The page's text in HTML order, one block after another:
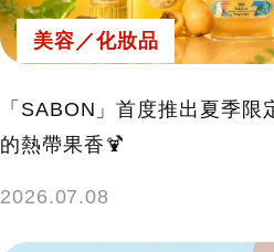
美容／化妝品
「SABON」首度推出夏季
的熱帶果香🍹
2026.07.08